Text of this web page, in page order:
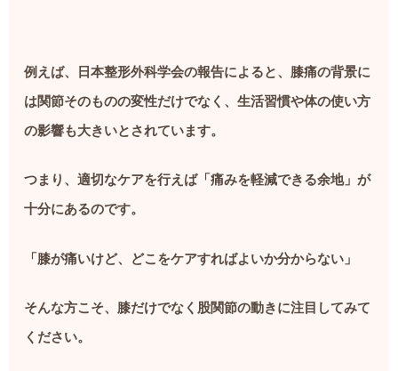
例えば、日本整形外科学会の報告によると、膝痛の背景に
は関節そのものの変性だけでなく、生活習慣や体の使い方
の影響も大きいとされています。
つまり、適切なケアを行えば「痛みを軽減できる余地」が
十分にあるのです。
「膝が痛いけど、どこをケアすればよいか分からない」
そんな方こそ、膝だけでなく股関節の動きに注目してみて
ください。